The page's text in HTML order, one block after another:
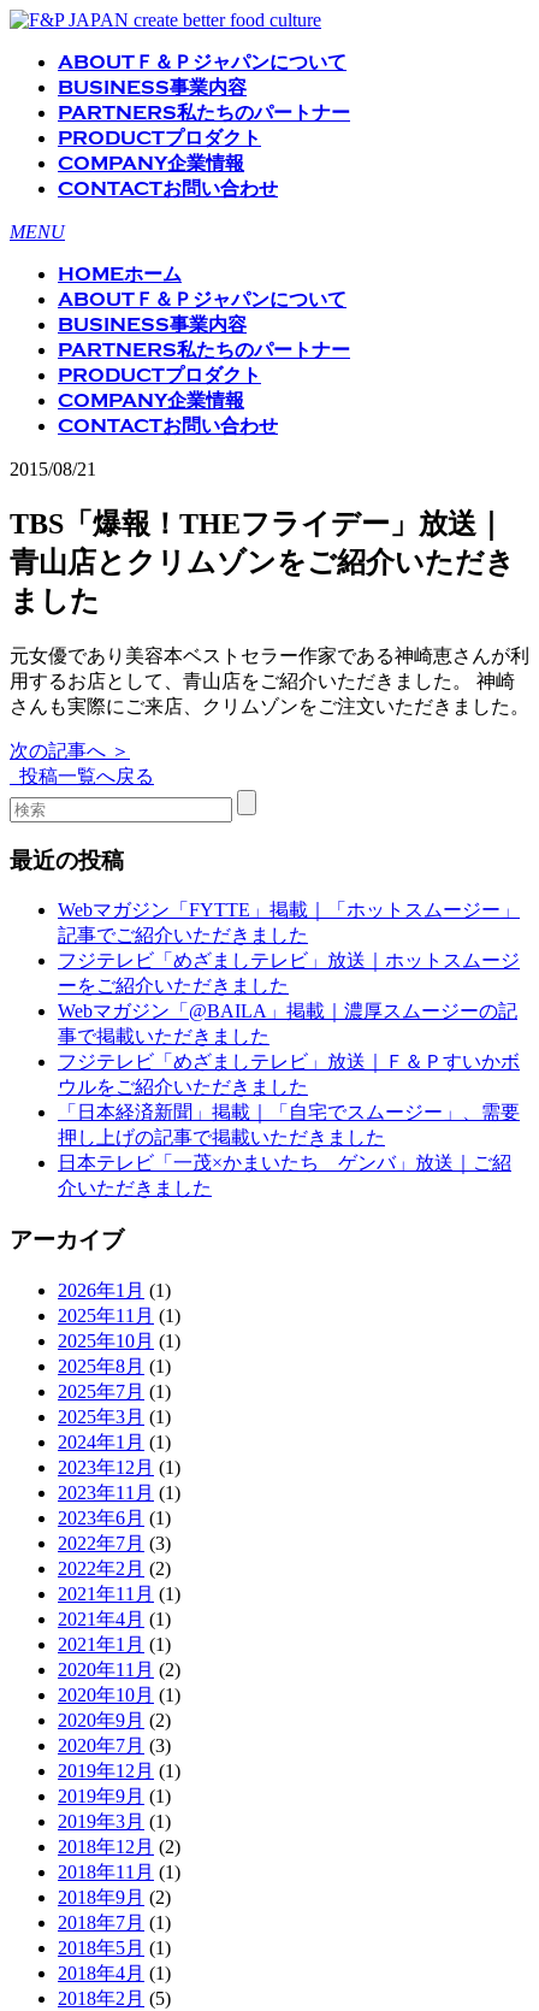
ABOUT Ｆ＆Ｐジャパンについて
BUSINESS事業内容
PARTNERS私たちのパートナー
PRODUCTプロダクト
COMPANY企業情報
CONTACTお問い合わせ
MENU
HOMEホーム
ABOUT Ｆ＆Ｐジャパンについて
BUSINESS事業内容
PARTNERS私たちのパートナー
PRODUCTプロダクト
COMPANY企業情報
CONTACTお問い合わせ
2015/08/21
TBS「爆報！THEフライデー」放送｜
青山店とクリムゾンをご紹介いただき
ました
元女優であり美容本ベストセラー作家である神崎恵さんが利
用するお店として、青山店をご紹介いただきました。 神崎
さんも実際にご来店、クリムゾンをご注文いただきました。
次の記事へ ＞
投稿一覧へ戻る
最近の投稿
Webマガジン「FYTTE」掲載｜「ホットスムージー」
記事でご紹介いただきました
フジテレビ「めざましテレビ」放送｜ホットスムージ
ーをご紹介いただきました
Webマガジン「@BAILA」掲載｜濃厚スムージーの記
事で掲載いただきました
フジテレビ「めざましテレビ」放送｜Ｆ＆Ｐすいかボ
ウルをご紹介いただきました
「日本経済新聞」掲載｜「自宅でスムージー」、需要
押し上げの記事で掲載いただきました
日本テレビ「一茂×かまいたち ゲンバ」放送｜ご紹
介いただきました
アーカイブ
2026年1月 (1)
2025年11月 (1)
2025年10月 (1)
2025年8月 (1)
2025年7月 (1)
2025年3月 (1)
2024年1月 (1)
2023年12月 (1)
2023年11月 (1)
2023年6月 (1)
2022年7月 (3)
2022年2月 (2)
2021年11月 (1)
2021年4月 (1)
2021年1月 (1)
2020年11月 (2)
2020年10月 (1)
2020年9月 (2)
2020年7月 (3)
2019年12月 (1)
2019年9月 (1)
2019年3月 (1)
2018年12月 (2)
2018年11月 (1)
2018年9月 (2)
2018年7月 (1)
2018年5月 (1)
2018年4月 (1)
2018年2月 (5)